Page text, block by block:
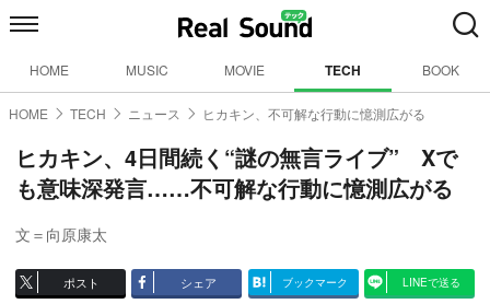
HOME MUSIC MOVIE TECH BOOK
HOME TECH ニュース ヒカキン、不可解な行動に憶測広がる
ヒカキン、4日間続く“謎の無言ライブ” Xで
も意味深発言……不可解な行動に憶測広がる
文＝向原康太
ポスト シェア ブックマーク LINEで送る